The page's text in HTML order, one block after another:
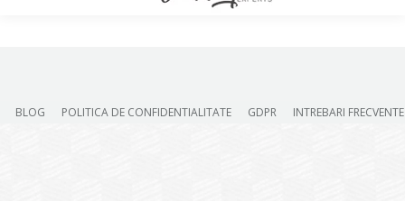
BLOG POLITICA DE CONFIDENTIALITATE GDPR INTREBARI FRECVENTE